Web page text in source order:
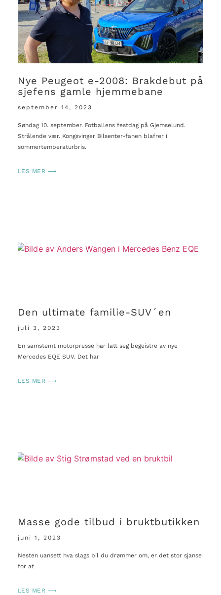
Nye Peugeot e-2008: Brakdebut på
sjefens gamle hjemmebane
september 14, 2023
Søndag 10. september. Fotballens festdag på Gjemselund.
Strålende vær. Kongsvinger Bilsenter-fanen blafrer i
sommertemperaturbris.
LES MER ⟶
Den ultimate familie-SUV´en
juli 3, 2023
En samstemt motorpresse har latt seg begeistre av nye
Mercedes EQE SUV. Det har
LES MER ⟶
Masse gode tilbud i bruktbutikken
juni 1, 2023
Nesten uansett hva slags bil du drømmer om, er det stor sjanse
for at
LES MER ⟶